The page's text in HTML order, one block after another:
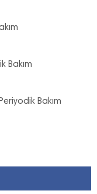
Bakım
Bakım